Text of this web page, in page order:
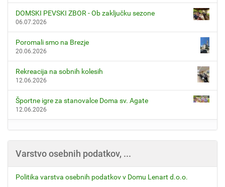
DOMSKI PEVSKI ZBOR - Ob zaključku sezone
06.07.2026
Poromali smo na Brezje
20.06.2026
Rekreacija na sobnih kolesih
12.06.2026
Športne igre za stanovalce Doma sv. Agate
12.06.2026
Varstvo osebnih podatkov, ...
Politika varstva osebnih podatkov v Domu Lenart d.o.o.